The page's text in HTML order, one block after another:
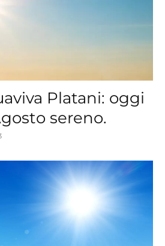
Platani: oggi
sereno.